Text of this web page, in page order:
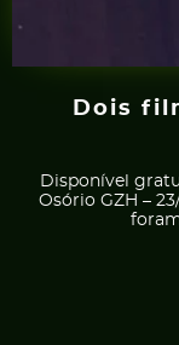
Dois
Disponível
Osório GZH –